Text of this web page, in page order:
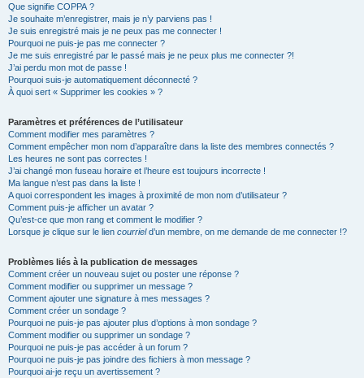
Que signifie COPPA ?
Je souhaite m’enregistrer, mais je n’y parviens pas !
Je suis enregistré mais je ne peux pas me connecter !
Pourquoi ne puis-je pas me connecter ?
Je me suis enregistré par le passé mais je ne peux plus me connecter ?!
J’ai perdu mon mot de passe !
Pourquoi suis-je automatiquement déconnecté ?
À quoi sert « Supprimer les cookies » ?
Paramètres et préférences de l’utilisateur
Comment modifier mes paramètres ?
Comment empêcher mon nom d’apparaître dans la liste des membres connectés ?
Les heures ne sont pas correctes !
J’ai changé mon fuseau horaire et l’heure est toujours incorrecte !
Ma langue n’est pas dans la liste !
A quoi correspondent les images à proximité de mon nom d’utilisateur ?
Comment puis-je afficher un avatar ?
Qu’est-ce que mon rang et comment le modifier ?
Lorsque je clique sur le lien courrield’un membre, on me demande de me connecter !?
Problèmes liés à la publication de messages
Comment créer un nouveau sujet ou poster une réponse ?
Comment modifier ou supprimer un message ?
Comment ajouter une signature à mes messages ?
Comment créer un sondage ?
Pourquoi ne puis-je pas ajouter plus d’options à mon sondage ?
Comment modifier ou supprimer un sondage ?
Pourquoi ne puis-je pas accéder à un forum ?
Pourquoi ne puis-je pas joindre des fichiers à mon message ?
Pourquoi ai-je reçu un avertissement ?